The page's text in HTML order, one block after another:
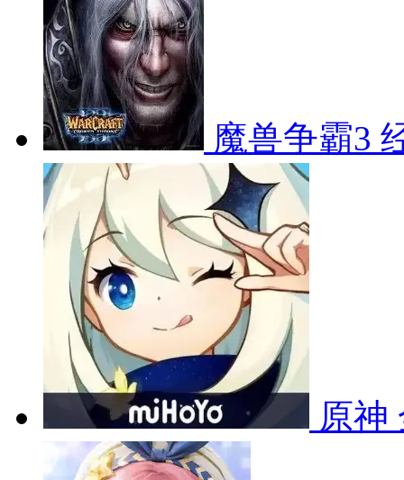
魔兽争霸3
原神